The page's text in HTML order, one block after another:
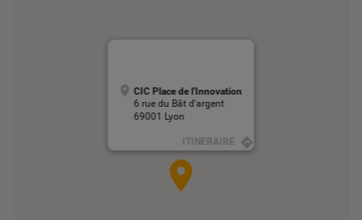
CIC Place de l'Innovation
6 rue du Bât d'argent
69001 Lyon
ITINERAIRE